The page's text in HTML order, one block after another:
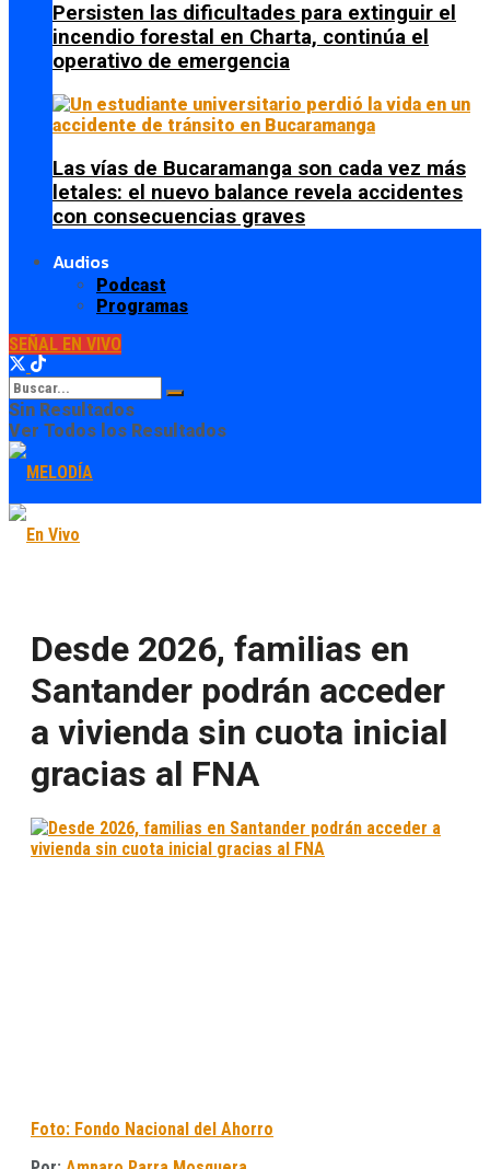
Persisten las dificultades para extinguir el
incendio forestal en Charta, continúa el
operativo de emergencia
Las vías de Bucaramanga son cada vez más
letales: el nuevo balance revela accidentes
con consecuencias graves
Audios
Podcast
Programas
SEÑAL EN VIVO
Sin Resultados
Ver Todos los Resultados
Desde 2026, familias en
Santander podrán acceder
a vivienda sin cuota inicial
gracias al FNA
Foto: Fondo Nacional del Ahorro